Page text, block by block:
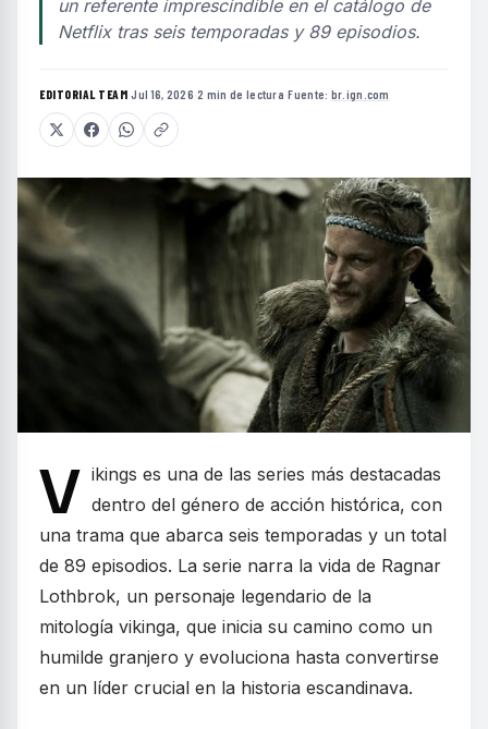
un referente imprescindible en el catálogo de
Netflix tras seis temporadas y 89 episodios.
EDITORIAL TEAM·Jul 16, 2026·2 min de lectura·Fuente: br.ign.com
V ikings es una de las series más destacadas
dentro del género de acción histórica, con
una trama que abarca seis temporadas y un total
de 89 episodios. La serie narra la vida de Ragnar
Lothbrok, un personaje legendario de la
mitología vikinga, que inicia su camino como un
humilde granjero y evoluciona hasta convertirse
en un líder crucial en la historia escandinava.